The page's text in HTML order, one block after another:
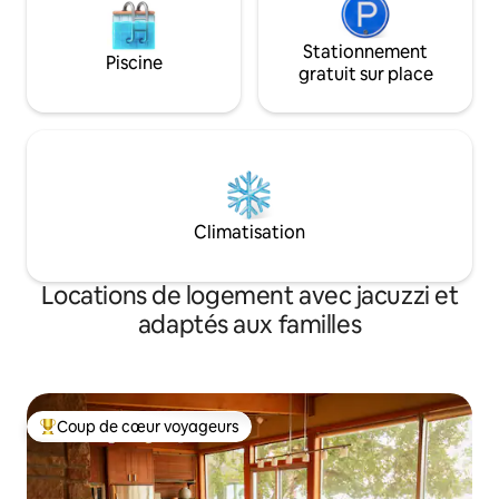
Piscine
Stationnement
gratuit sur place
Climatisation
Locations de logement avec jacuzzi et
adaptés aux familles
Coups de cœur voyageurs les plus appréciés
Coup de cœur voyageurs